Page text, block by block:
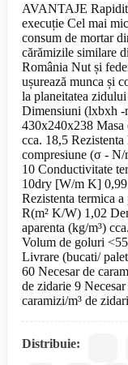
AVANTAJE
execuție Cel mai mic
consum de mortar
cărămizile similare
România Nut și
ușurează munca și
la planeitatea zidului
Dimensiuni (lxbxh -
430x240x238
cca. 18,5 Rezistenta
compresiune (σ - N/
10 Conductivitate
10dry [W/m K] 0,99
Rezistenta termica a
R(m² K/W) 1,02
aparenta (kg/m³)
Volum de goluri
Livrare (bucati/
60 Necesar de
de zidarie 9 Necesar
caramizi/m³ de
Distribuie: